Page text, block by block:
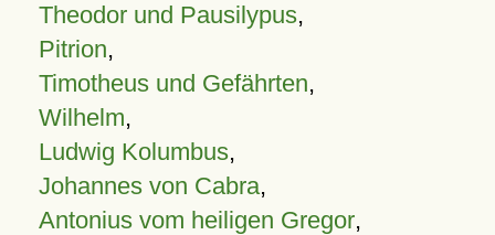
Theodor und Pausilypus,
Pitrion,
Timotheus und Gefährten,
Wilhelm,
Ludwig Kolumbus,
Johannes von Cabra,
Antonius vom heiligen Gregor,